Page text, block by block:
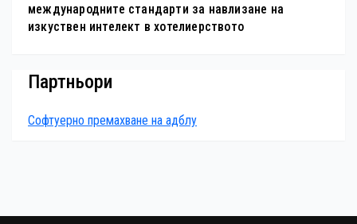
международните стандарти за навлизане на
изкуствен интелект в хотелиерството
Партньори
Софтуерно премахване на адблу